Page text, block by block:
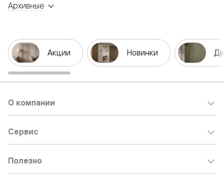
Архивные
Акции Новинки
О компании
Сервис
Полезно